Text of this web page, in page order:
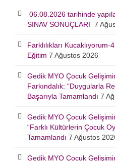
06.08.2026 tarihinde
SINAV SONUÇLARI 7
Farklılıkları
Eğitim 7 Ağustos 2026
Gedik MYO Çocuk
Farkındalık: “Duygularla
Başarıyla Tamamlandı 7
Gedik MYO Çocuk
“Farklı Kültürlerin Çocuk
Tamamlandı 7 Ağustos
Gedik MYO Çocuk